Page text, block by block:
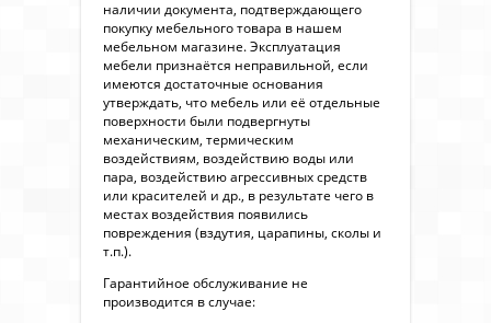
наличии документа, подтверждающего
покупку мебельного товара в нашем
мебельном магазине. Эксплуатация
мебели признаётся неправильной, если
имеются достаточные основания
утверждать, что мебель или её отдельные
поверхности были подвергнуты
механическим, термическим
воздействиям, воздействию воды или
пара, воздействию агрессивных средств
или красителей и др., в результате чего в
местах воздействия появились
повреждения (вздутия, царапины, сколы и
т.п.).
Гарантийное обслуживание не
производится в случае: